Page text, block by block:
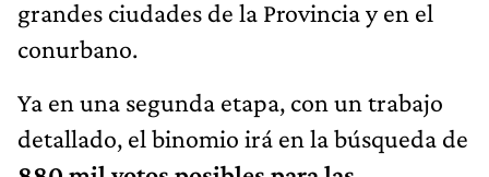
grandes ciudades de la Provincia y en el
conurbano.
Ya en una segunda etapa, con un trabajo
detallado, el binomio irá en la búsqueda de